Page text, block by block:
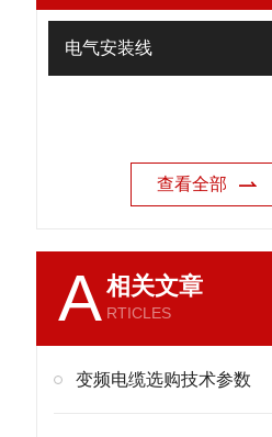
电气安装线
查看全部
A相关文章
RTICLES
变频电缆选购技术参数